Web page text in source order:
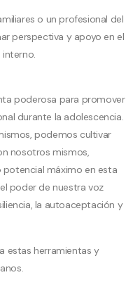
o un profesional del
perspectiva y apoyo en el
poderosa para promover
durante la adolescencia.
podemos cultivar
nosotros mismos,
máximo en esta
poder de nuestra voz
la autoaceptación y
estas herramientas y
.